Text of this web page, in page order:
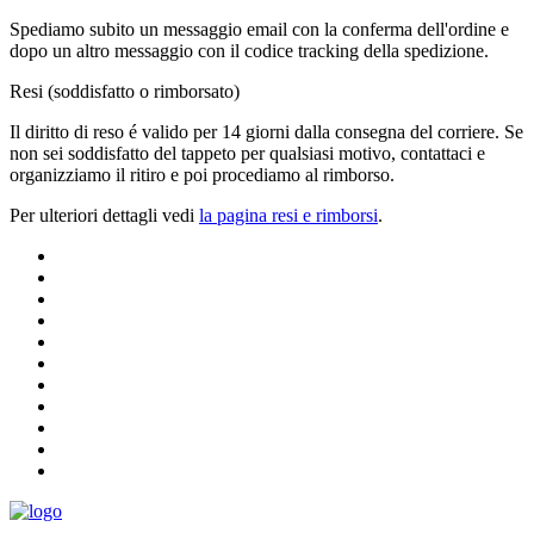
Spediamo subito un messaggio email con la conferma dell'ordine e
dopo un altro messaggio con il codice tracking della spedizione.
Resi (soddisfatto o rimborsato)
Il diritto di reso é valido per 14 giorni dalla consegna del corriere. Se
non sei soddisfatto del tappeto per qualsiasi motivo, contattaci e
organizziamo il ritiro e poi procediamo al rimborso.
Per ulteriori dettagli vedi la pagina resi e rimborsi.